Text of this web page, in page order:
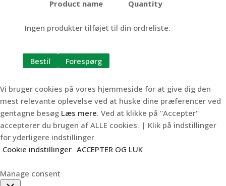
Product name Quantity
Ingen produkter tilføjet til din ordreliste.
Bestil Forespørg
Vi bruger cookies på vores hjemmeside for at give dig den
mest relevante oplevelse ved at huske dine præferencer ved
gentagne besøg Læs mere. Ved at klikke på "Accepter"
accepterer du brugen af ALLE cookies. | Klik på indstillinger
for yderligere indstillinger
Cookie indstillinger ACCEPTER OG LUK
Manage consent